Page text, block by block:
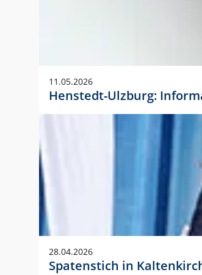
11.05.2026
Henstedt-Ulzburg:
28.04.2026
Spatenstich in